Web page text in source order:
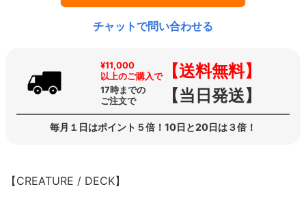
チャットで問い合わせる
¥11,000
以上のご購入で【送料無料】
17時までの
ご注文で
【当日発送】
毎月１日はポイント５倍！10日と20日は３倍！
【CREATURE / DECK】